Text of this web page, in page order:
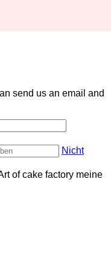
send us an email and
Nicht
of cake factory meine